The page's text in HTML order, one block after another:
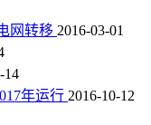
网转移 2016-03-01
14
年运行 2016-10-12